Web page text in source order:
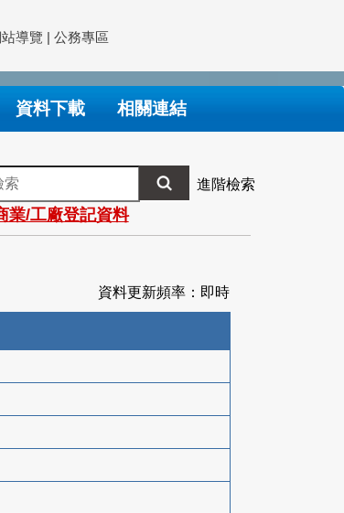
導覽 | 公務專區
資料下載 相關連結
進階檢索
業/工廠登記資料
資料更新頻率：即時